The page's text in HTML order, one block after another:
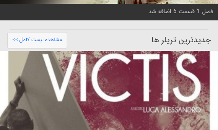
فصل 1 قسمت 6 اضافه شد
جدیدترین تریلر ها مشاهده لیست کامل >>